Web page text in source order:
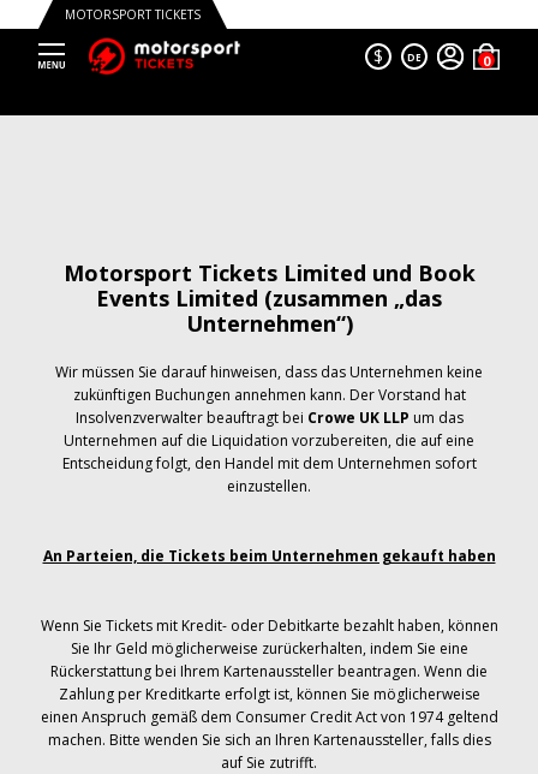
MOTORSPORT TICKETS
$ DE
Motorsport Tickets Limited und Book
Events Limited (zusammen „das
Unternehmen“)
Wir müssen Sie darauf hinweisen, dass das Unternehmen keine
zukünftigen Buchungen annehmen kann. Der Vorstand hat
Insolvenzverwalter beauftragt bei Crowe UK LLP um das
Unternehmen auf die Liquidation vorzubereiten, die auf eine
Entscheidung folgt, den Handel mit dem Unternehmen sofort
einzustellen.
An Parteien, die Tickets beim Unternehmen gekauft haben
Wenn Sie Tickets mit Kredit- oder Debitkarte bezahlt haben, können
Sie Ihr Geld möglicherweise zurückerhalten, indem Sie eine
Rückerstattung bei Ihrem Kartenaussteller beantragen. Wenn die
Zahlung per Kreditkarte erfolgt ist, können Sie möglicherweise
einen Anspruch gemäß dem Consumer Credit Act von 1974 geltend
machen. Bitte wenden Sie sich an Ihren Kartenaussteller, falls dies
auf Sie zutrifft.